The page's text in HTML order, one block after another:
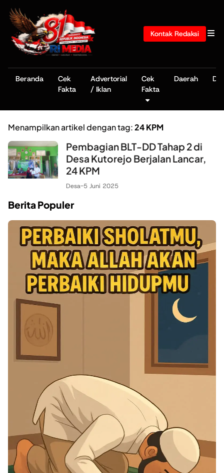
Kontak Redaksi
Beranda
Cek
Fakta
Advertorial
/ Iklan
Cek
Fakta
Daerah
Menampilkan artikel dengan tag:24 KPM
Pembagian BLT-DD Tahap 2 di
Desa Kutorejo Berjalan Lancar,
24 KPM
Desa-5 Juni 2025
Berita Populer